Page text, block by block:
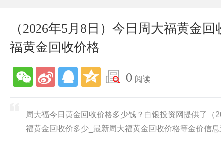
（2026年5月8日）今日周大福黄金
福黄金回收价格
0 阅读
周大福今日黄金回收价格多少钱？白银投资网提供了（
福黄金回收价多少_最新周大福黄金回收价格等金价信